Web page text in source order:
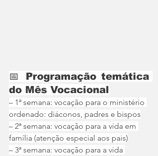
📅 Programação temática
do Mês Vocacional
– 1ª semana: vocação para o ministério
ordenado: diáconos, padres e bispos
– 2ª semana: vocação para a vida em
família (atenção especial aos pais)
– 3ª semana: vocação para a vida